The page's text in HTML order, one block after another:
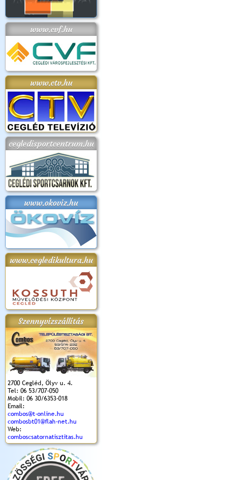
www.cvf.hu
www.ctv.hu
cegledisportcentrum.hu
www.okoviz.hu
www.cegledikultura.hu
Szennyvízszállítás
2700 Cegléd, Ölyv u. 4.
Tel: 06 53/707-050
Mobil: 06 30/6353-018
Email:
combos@t-online.hu
combosbt01@flah-net.hu
Web:
comboscsatornatisztitas.hu
2018.
Kossuth Toborzó
Ünnepély
Szent István Ünnepe
(2017. 08. 20.)